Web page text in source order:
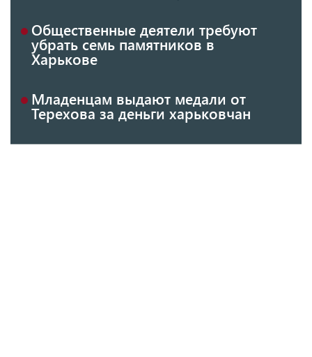
Общественные деятели требуют
убрать семь памятников в
Харькове
Младенцам выдают медали от
Терехова за деньги харьковчан